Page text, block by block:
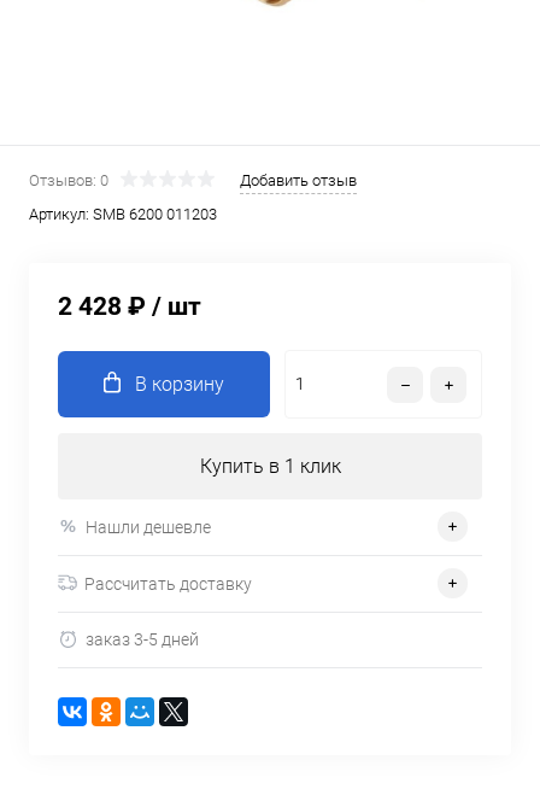
Отзывов: 0
Добавить отзыв
Артикул: SMB 6200 011203
2 428 ₽ / шт
В корзину
Купить в 1 клик
Нашли дешевле
Рассчитать доставку
заказ 3-5 дней